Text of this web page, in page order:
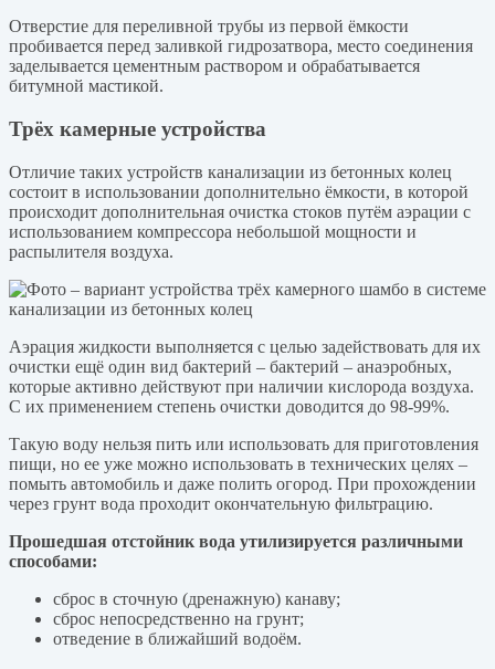
Отверстие для переливной трубы из первой ёмкости
пробивается перед заливкой гидрозатвора, место соединения
заделывается цементным раствором и обрабатывается
битумной мастикой.
Трёх камерные устройства
Отличие таких устройств канализации из бетонных колец
состоит в использовании дополнительно ёмкости, в которой
происходит дополнительная очистка стоков путём аэрации с
использованием компрессора небольшой мощности и
распылителя воздуха.
Аэрация жидкости выполняется с целью задействовать для их
очистки ещё один вид бактерий – бактерий – анаэробных,
которые активно действуют при наличии кислорода воздуха.
С их применением степень очистки доводится до 98-99%.
Такую воду нельзя пить или использовать для приготовления
пищи, но ее уже можно использовать в технических целях –
помыть автомобиль и даже полить огород. При прохождении
через грунт вода проходит окончательную фильтрацию.
Прошедшая отстойник вода утилизируется различными
способами:
сброс в сточную (дренажную) канаву;
сброс непосредственно на грунт;
отведение в ближайший водоём.